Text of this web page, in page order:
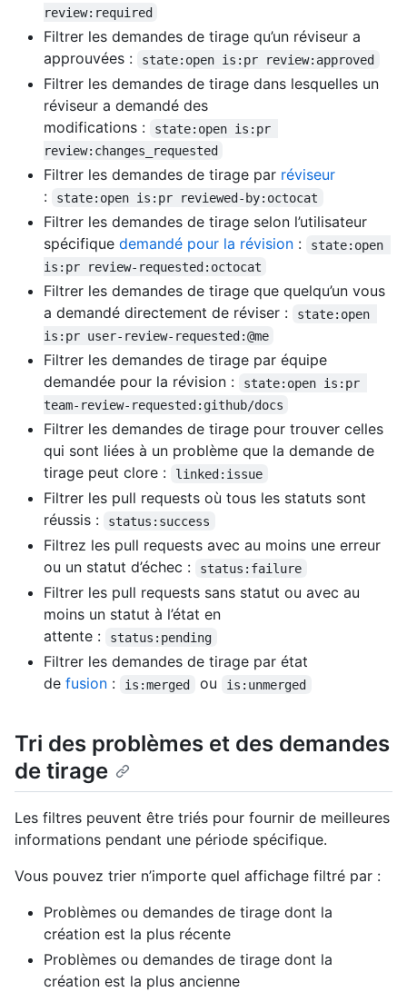
review:required
Filtrer les demandes de tirage qu’un réviseur a
approuvées :
state:open is:pr review:approved
Filtrer les demandes de tirage dans lesquelles un
réviseur a demandé des
modifications :
state:open is:pr
review:changes_requested
Filtrer les demandes de tirage par réviseur
:
state:open is:pr reviewed-by:octocat
Filtrer les demandes de tirage selon l’utilisateur
spécifique demandé pour la révision :
state:open
is:pr review-requested:octocat
Filtrer les demandes de tirage que quelqu’un vous
a demandé directement de réviser :
state:open
is:pr user-review-requested:@me
Filtrer les demandes de tirage par équipe
demandée pour la révision :
state:open is:pr
team-review-requested:github/docs
Filtrer les demandes de tirage pour trouver celles
qui sont liées à un problème que la demande de
tirage peut clore :
linked:issue
Filtrer les pull requests où tous les statuts sont
réussis :
status:success
Filtrez les pull requests avec au moins une erreur
ou un statut d’échec :
status:failure
Filtrer les pull requests sans statut ou avec au
moins un statut à l’état en
attente :
status:pending
Filtrer les demandes de tirage par état
de fusion : is:merged ou is:unmerged
Tri des problèmes et des demandes
de tirage
Les filtres peuvent être triés pour fournir de meilleures
informations pendant une période spécifique.
Vous pouvez trier n’importe quel affichage filtré par :
Problèmes ou demandes de tirage dont la
création est la plus récente
Problèmes ou demandes de tirage dont la
création est la plus ancienne